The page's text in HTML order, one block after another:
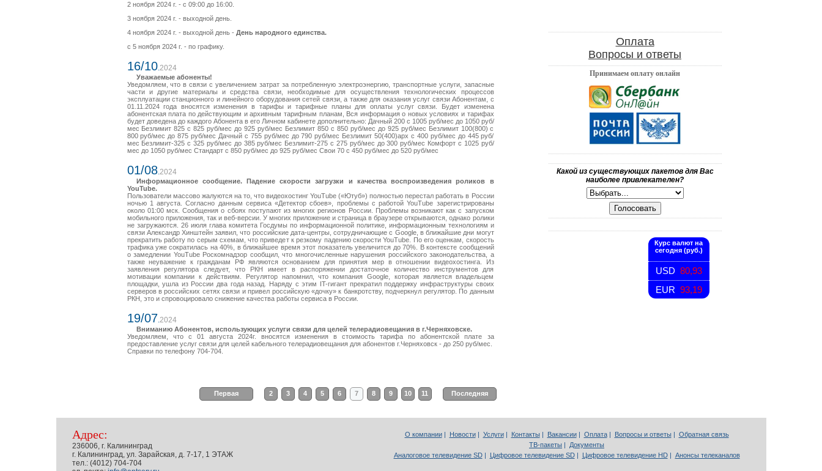
2 ноября 2024 г. - с 09:00 до 16:00.
3 ноября 2024 г. - выходной день.
4 ноября 2024 г. - выходной день - День народного единства.
с 5 ноября 2024 г. - по графику.
16/10.2024
Уважаемые абоненты!
Уведомляем, что в связи с увеличением затрат за потребленную электроэнергию, транспортные услуги, запасные
части и другие материалы и средства связи, необходимые для осуществления технологических процессов
эксплуатации станционного и линейного оборудования сетей связи, а также для оказания услуг связи Абонентам, с
01.11.2024 года вносятся изменения в тарифы и тарифные планы для оплаты услуг связи. Будет изменена
абонентская плата по действующим и архивным тарифным планам, Вся информация о новых условиях и тарифах
будет доведена до каждого Абонента в его Личном кабинете дополнительно: Дачный 200 с 1005 руб/мес до 1050 руб/
мес Безлимит 825 с 825 руб/мес до 925 руб/мес Безлимит 850 с 850 руб/мес до 925 руб/мес Безлимит 100(800) с
800 руб/мес до 875 руб/мес Дачный с 755 руб/мес до 790 руб/мес Безлимит 50(400)арх с 400 руб/мес до 445 руб/
мес Безлимит-325 с 325 руб/мес до 385 руб/мес Безлимит-275 с 275 руб/мес до 300 руб/мес Комфорт с 1025 руб/
мес до 1050 руб/мес Стандарт с 850 руб/мес до 925 руб/мес Свои 70 с 450 руб/мес до 520 руб/мес
01/08.2024
Информационное сообщение. Падение скорости загрузки и качества воспроизведения роликов в
YouTube.
Пользователи массово жалуются на то, что видеохостинг YouTube («Ютуб») полностью перестал работать в России
ночью 1 августа. Согласно данным сервиса «Детектор сбоев», проблемы с работой YouTube зарегистрированы
около 01:00 мск. Сообщения о сбоях поступают из многих регионов России. Проблемы возникают как с запуском
мобильного приложения, так и веб-версии. У многих приложение и страница в браузере открываются, однако ролики
не загружаются. 26 июля глава комитета Госдумы по информационной политике, информационным технологиям и
связи Александр Хинштейн заявил, что российские дата-центры, сотрудничающие с Google, в ближайшие дни могут
прекратить работу по серым схемам, что приведет к резкому падению скорости YouTube. По его оценкам, скорость
трафика уже сократилась на 40%, в ближайшее время этот показатель увеличится до 70%. В контексте сообщений
о замедлении YouTube Роскомнадзор сообщил, что многочисленные нарушения российского законодательства, а
также неуважение к гражданам РФ являются основанием для принятия мер в отношении видеохостинга. Из
заявления регулятора следует, что РКН имеет в распоряжении достаточное количество инструментов для
мотивации компании к действиям. Регулятор напомнил, что компания Google, которая является владельцем
площадки, ушла из России два года назад. Наряду с этим IT-гигант прекратил поддержку инфраструктуры своих
серверов в российских сетях связи и привел российскую «дочку» к банкротству, подчеркнул регулятор. По данным
РКН, это и спровоцировало снижение качества работы сервиса в России.
19/07.2024
Вниманию Абонентов, использующих услуги связи для целей телерадиовещания в г.Черняховске.
Уведомляем, что с 01 августа 2024г. вносятся изменения в стоимость тарифа по абонентской плате за
предоставление услуг связи для целей кабельного телерадиовещания для абонентов г.Черняховск - до 250 руб/мес.
Справки по телефону 704-704.
Первая 2 3 4 5 6 7 8 9 10 11 Последняя
Оплата
Вопросы и ответы
Принимаем оплату онлайн
Какой из существующих пакетов для Вас
наиболее привлекателен?
Курс валют на
сегодня (руб.)
USD 80,93
EUR 93,19
Адрес:
236006, г. Калининград
г. Калининград, ул. Зарайская, д. 7-17, 1 ЭТАЖ
тел.: (4012) 704-704
О компании| Новости| Услуги| Контакты| Вакансии| Оплата| Вопросы и ответы| Обратная связь
ТВ-пакеты | Документы
Аналоговое телевидение SD| Цифровое телевидение SD| Цифровое телевидение HD| Анонсы телеканалов